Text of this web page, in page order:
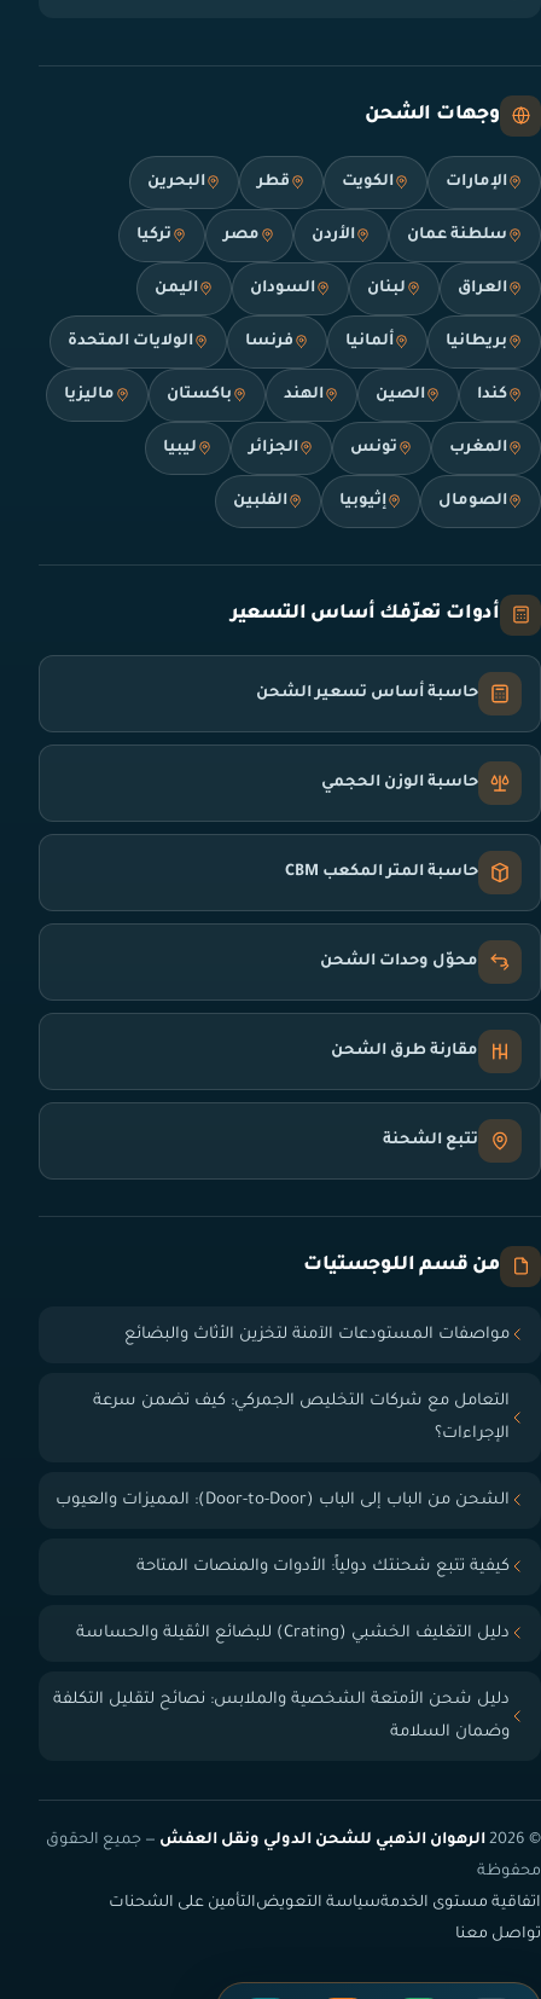
وجهات الشحن
الإمارات الكويت قطر البحرين
سلطنة عمان الأردن مصر تركيا
العراق لبنان السودان اليمن
بريطانيا ألمانيا فرنسا الولايات المتحدة
كندا الصين الهند باكستان ماليزيا
المغرب تونس الجزائر ليبيا
الصومال إثيوبيا الفلبين
أدوات تعرّفك أساس التسعير
حاسبة أساس تسعير الشحن
حاسبة الوزن الحجمي
حاسبة المتر المكعب CBM
محوّل وحدات الشحن
مقارنة طرق الشحن
تتبع الشحنة
من قسم اللوجستيات
مواصفات المستودعات الآمنة لتخزين الأثاث والبضائع
التعامل مع شركات التخليص الجمركي: كيف تضمن سرعة
الإجراءات؟
الشحن من الباب إلى الباب (Door-to-Door): المميزات والعيوب
كيفية تتبع شحنتك دولياً: الأدوات والمنصات المتاحة
دليل التغليف الخشبي (Crating) للبضائع الثقيلة والحساسة
دليل شحن الأمتعة الشخصية والملابس: نصائح لتقليل التكلفة
وضمان السلامة
© 2026 الرهوان الذهبي للشحن الدولي ونقل العفش — جميع الحقوق
محفوظة
اتفاقية مستوى الخدمةسياسة التعويضالتأمين على الشحنات
تواصل معنا